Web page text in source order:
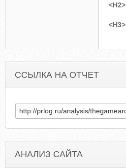
<H2>
<H3>
ССЫЛКА НА ОТЧЕТ
АНАЛИЗ САЙТА